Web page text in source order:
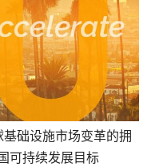
础设施市场变革的拥
可持续发展目标